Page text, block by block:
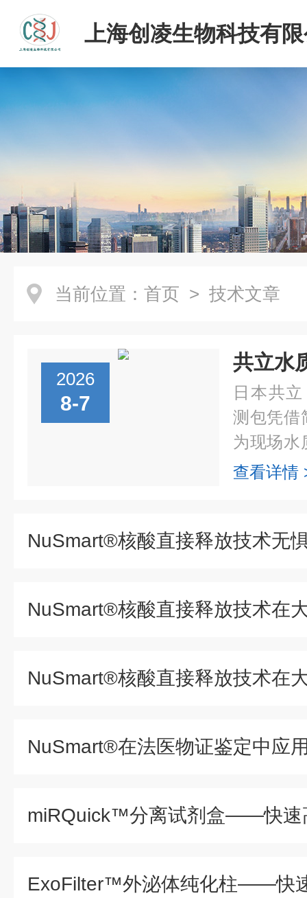
上海创凌生物科技有
当前位置： 首页 > 技术文章
2026
8-7
日本共
测包凭借
为现场水
告别仪器
查看详情
NuSmart®核酸直接释放技术在